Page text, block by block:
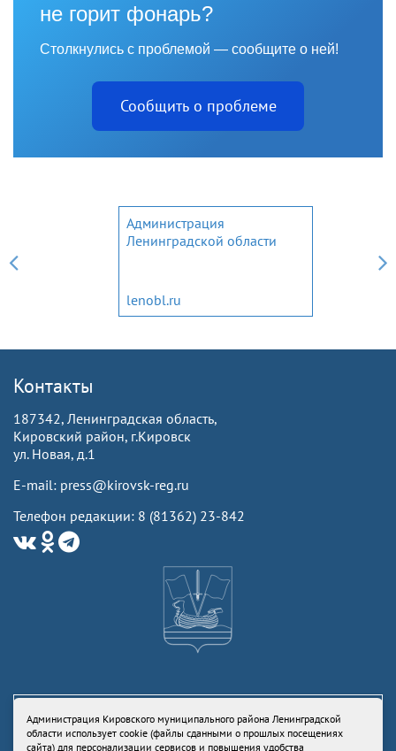
не горит фонарь?
Столкнулись с проблемой — сообщите о ней!
Сообщить о проблеме
Администрация
Ленинградской области
lenobl.ru
Контакты
187342, Ленинградская область,
Кировский район, г.Кировск
ул. Новая, д.1
E-mail: press@kirovsk-reg.ru
Телефон редакции: 8 (81362) 23-842
Администрация Кировского муниципального района Ленинградской
области использует cookie (файлы сданными о прошлых посещениях
сайта) для персонализации сервисов и повышения удобства